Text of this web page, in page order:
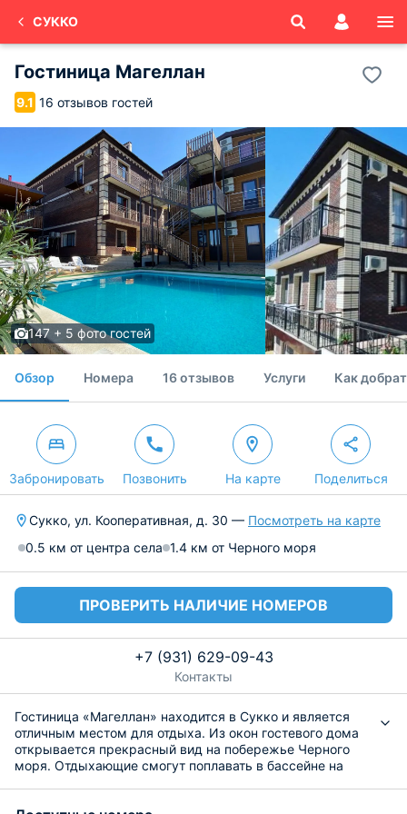
СУККО
Гостиница Магеллан
9.1 16 отзывов гостей
147 + 5 фото гостей
Обзор Номера 16 отзывов Услуги Как
Забронировать Позвонить На карте Поделиться
Сукко, ул. Кооперативная, д. 30 — Посмотреть на карте
0.5 км от центра села 1.4 км от Черного моря
ПРОВЕРИТЬ НАЛИЧИЕ НОМЕРОВ
+7 (931) 629-09-43
Контакты
Гостиница «Магеллан» находится в Сукко и является
отличным местом для отдыха. Из окон гостевого дома
открывается прекрасный вид на побережье Черного
моря. Отдыхающие смогут поплавать в бассейне на